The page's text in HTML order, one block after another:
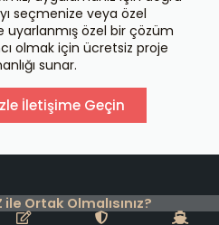
seçmenize veya özel
uyarlanmış özel bir çözüm
olmak için ücretsiz proje
sunar.
İletişime Geçin
ile Ortak Olmalısınız?